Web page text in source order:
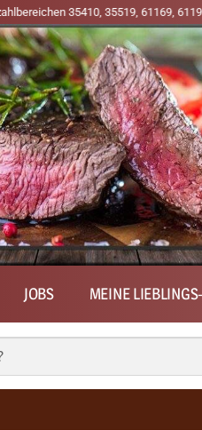
35519, 61169, 61197, 61200,
JOBS MEINE